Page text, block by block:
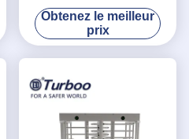
température de porte de
tourniquet de contrôle
d'accès
Obtenez le meilleur
prix